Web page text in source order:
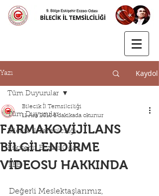
Yazı Kaydol
Tüm Duyurular
Bilecik İl Temsilciliği
Eskişehir Eczacı Odası
TEB
Tüm Duyurular
FARMAKOVİJİLANS
BİLGİLENDİRME
VİDEOSU HAKKINDA
Bilecik İl Temsilciliği
11 Ara 2018 1 dakikada okunur
Değerli Meslektaşlarımız,